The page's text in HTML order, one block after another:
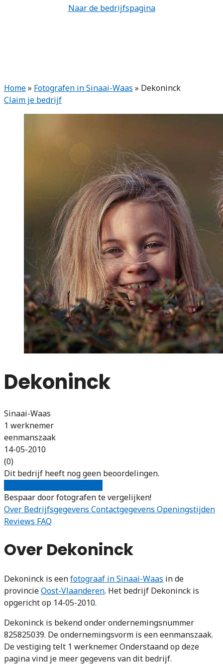
Naar de bedrijfspagina
Home» Fotografen in Sinaai-Waas » Dekoninck
Claim je bedrijf
Dekoninck
Sinaai-Waas
1 werknemer
eenmanszaak
14-05-2010
(0)
Dit bedrijf heeft nog geen beoordelingen.
Bespaar door fotografen te vergelijken!
Over Bedrijfsgegevens Contactgegevens Openingstijden
Reviews FAQ
Over Dekoninck
Dekoninck is eenfotograaf in Sinaai-Waas in de
provincieOost-Vlaanderen. Het bedrijf Dekoninck is
opgericht op 14-05-2010.
Dekoninck is bekend onder ondernemingsnummer
825825039. De ondernemingsvorm is een eenmanszaak.
De vestiging telt 1 werknemer. Onderstaand op deze
pagina vind je meer gegevens van dit bedrijf.